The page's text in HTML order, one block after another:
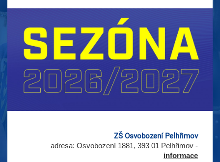
ZŠ Osvobození Pelhřimov
adresa: Osvobození 1881, 393 01 Pelhřimov -
informace